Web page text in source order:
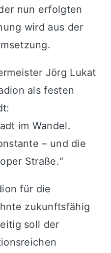
nun erfolgten
wird aus der
Jörg Lukat
als festen
im Wandel.
– und die
Straße.“
für die
zukunftsfähig
soll der